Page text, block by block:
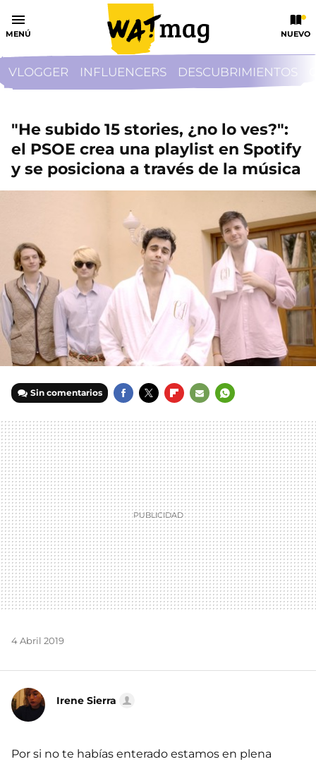
MENÚ NUEVO
VLOGGER INFLUENCERS DESCUBRIMIENTOS
"He subido 15 stories, ¿no lo ves?":
el PSOE crea una playlist en Spotify
y se posiciona a través de la música
Sin comentarios
MAIL
4 Abril 2019
Irene Sierra
Por si no te habías enterado estamos en plena